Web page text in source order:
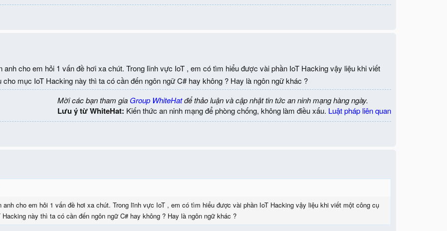
anh cho em hỏi 1 vấn đề hơi xa chút. Trong lĩnh vực IoT , em có tìm hiểu được vài phần IoT Hacking vậy liệu khi viết
mục IoT Hacking này thì ta có cần đến ngôn ngữ C# hay không ? Hay là ngôn ngữ khác ?
Mời các bạn tham gia Group WhiteHatđể thảo luận và cập nhật tin tức an ninh mạng hàng ngày.
Lưu ý từ WhiteHat: Kiến thức an ninh mạng để phòng chống, không làm điều xấu. Luật pháp liên quan
anh cho em hỏi 1 vấn đề hơi xa chút. Trong lĩnh vực IoT , em có tìm hiểu được vài phần IoT Hacking vậy liệu khi viết một công cụ
này thì ta có cần đến ngôn ngữ C# hay không ? Hay là ngôn ngữ khác ?